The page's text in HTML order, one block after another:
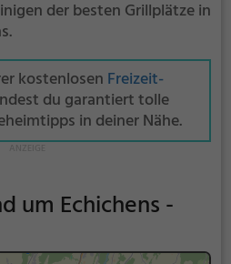
der besten Grillplätze in
kostenlosen Freizeit-
du garantiert tolle
in deiner Nähe.
um Echichens -